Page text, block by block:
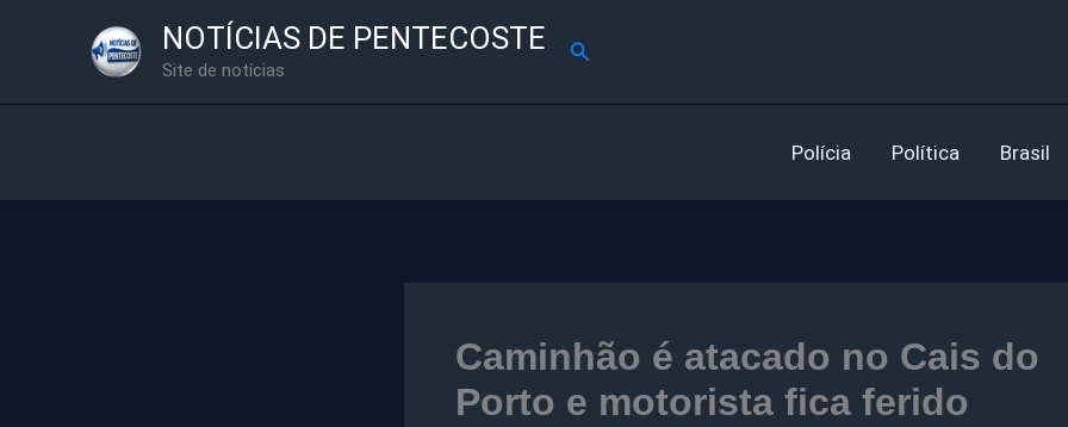
NOTÍCIAS DE PENTECOSTE
Site de notícias
Pesquisar
Polícia Política Brasil
Caminhão é atacado no Cais do
Porto e motorista fica ferido